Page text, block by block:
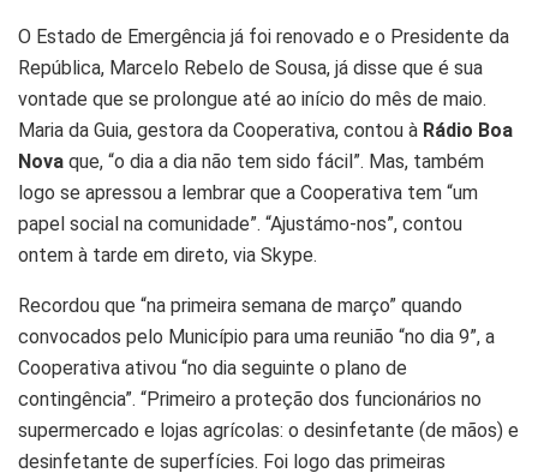
O Estado de Emergência já foi renovado e o Presidente da
República, Marcelo Rebelo de Sousa, já disse que é sua
vontade que se prolongue até ao início do mês de maio.
Maria da Guia, gestora da Cooperativa, contou à Rádio Boa
Nova que, “o dia a dia não tem sido fácil”. Mas, também
logo se apressou a lembrar que a Cooperativa tem “um
papel social na comunidade”. “Ajustámo-nos”, contou
ontem à tarde em direto, via Skype.
Recordou que “na primeira semana de março” quando
convocados pelo Município para uma reunião “no dia 9”, a
Cooperativa ativou “no dia seguinte o plano de
contingência”. “Primeiro a proteção dos funcionários no
supermercado e lojas agrícolas: o desinfetante (de mãos) e
desinfetante de superfícies. Foi logo das primeiras